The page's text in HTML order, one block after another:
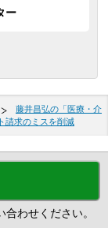
ー
藤井昌弘の「医療・介
請求のミスを削減
わせください。